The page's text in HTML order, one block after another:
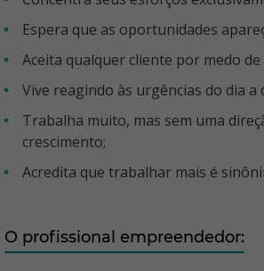
Espera que as oportunidades
Aceita qualquer cliente por medo
Vive reagindo às urgências do dia a
Trabalha muito, mas sem uma direção clara de
crescimento;
Acredita que trabalhar mais é
O profissional empreendedor: